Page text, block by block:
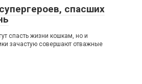
спасших
спасть жизни кошкам, но и
зачастую совершают отважные